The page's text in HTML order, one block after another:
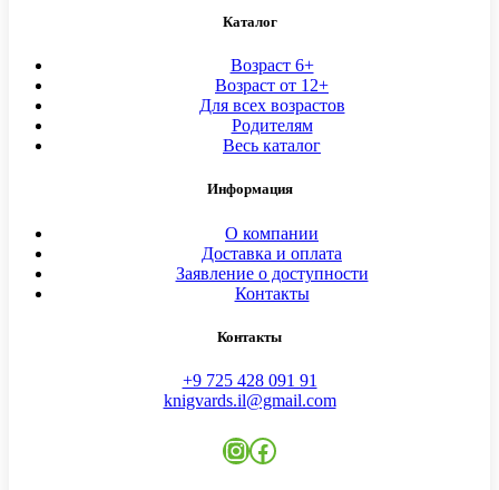
Каталог
Возраст 6+
Возраст от 12+
Для всех возрастов
Родителям
Весь каталог
Информация
О компании
Доставка и оплата
Заявление о доступности
Контакты
Контакты
+9 725 428 091 91
knigvards.il@gmail.com
Instagram
Facebook